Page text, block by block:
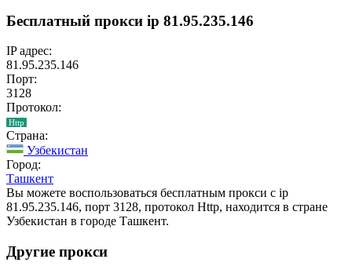
Бесплатный прокси ip 81.95.235.146
IP адрес:
81.95.235.146
Порт:
3128
Протокол:
Http
Страна:
Узбекистан
Город:
Ташкент
Вы можете воспользоваться бесплатным прокси с ip
81.95.235.146, порт 3128, протокол Http, находится в стране
Узбекистан в городе Ташкент.
Другие прокси